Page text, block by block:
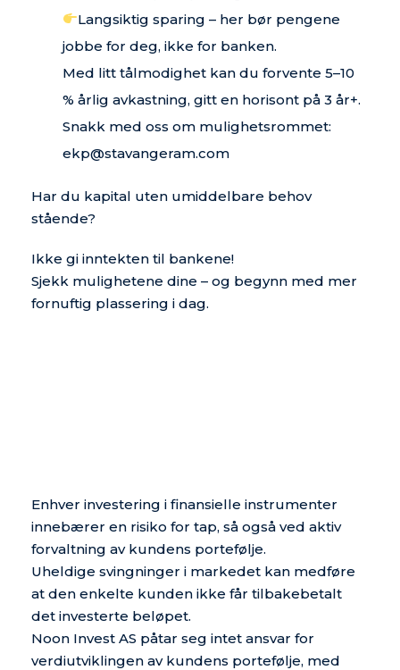
Langsiktig sparing – her bør pengene
jobbe for deg, ikke for banken.
Med litt tålmodighet kan du forvente 5–10
% årlig avkastning, gitt en horisont på 3 år+.
Snakk med oss om mulighetsrommet:
ekp@stavangeram.com
Har du kapital uten umiddelbare behov
stående?
Ikke gi inntekten til bankene!
Sjekk mulighetene dine – og begynn med mer
fornuftig plassering i dag.
Enhver investering i finansielle instrumenter
innebærer en risiko for tap, så også ved aktiv
forvaltning av kundens portefølje.
Uheldige svingninger i markedet kan medføre
at den enkelte kunden ikke får tilbakebetalt
det investerte beløpet.
Noon Invest AS påtar seg intet ansvar for
verdiutviklingen av kundens portefølje, med